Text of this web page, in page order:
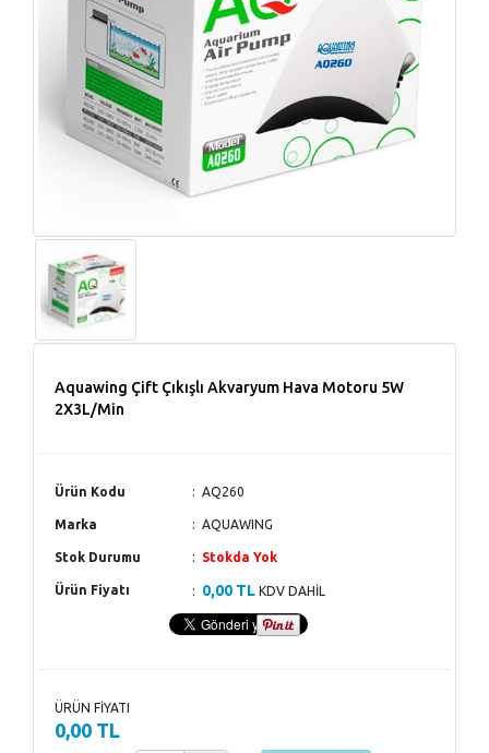
Aquawing Çift Çıkışlı Akvaryum Hava Motoru 5W
2X3L/Min
Ürün Kodu AQ260
Marka AQUAWING
Stok Durumu Stokda Yok
Ürün Fiyatı 0,00 TL KDV DAHİL
ÜRÜN FİYATI
0,00 TL